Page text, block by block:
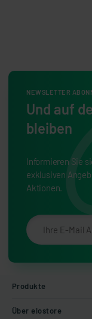
NEWSLETTER
Und auf
bleiben
Informieren Sie
exklusiven
Aktionen.
Produkte
Über elostore